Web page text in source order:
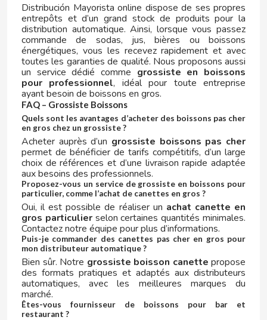
ICEBERG
ISABEL
JAKE
JOFEMAR
JUICY JAY'S
K
Distribución Mayorista online dispose de ses propres
entrepôts et d’un grand stock de produits pour la
distribution automatique. Ainsi, lorsque vous passez
commande de sodas, jus, bières ou boissons
énergétiques, vous les recevez rapidement et avec
toutes les garanties de qualité. Nous proposons aussi
un service dédié comme grossiste en boissons
pour professionnel, idéal pour toute entreprise
ayant besoin de boissons en gros.
FAQ – Grossiste Boissons
Quels sont les avantages d’acheter des boissons pas cher
en gros chez un grossiste ?
Acheter auprès d’un grossiste boissons pas cher
permet de bénéficier de tarifs compétitifs, d’un large
choix de références et d’une livraison rapide adaptée
aux besoins des professionnels.
Proposez-vous un service de grossiste en boissons pour
particulier, comme l’achat de canettes en gros ?
Oui, il est possible de réaliser un achat canette en
gros particulierselon certaines quantités minimales.
Contactez notre équipe pour plus d’informations.
Puis-je commander des canettes pas cher en gros pour
mon distributeur automatique ?
Bien sûr. Notre grossiste boisson canette propose
des formats pratiques et adaptés aux distributeurs
automatiques, avec les meilleures marques du
marché.
Êtes-vous fournisseur de boissons pour bar et
restaurant ?